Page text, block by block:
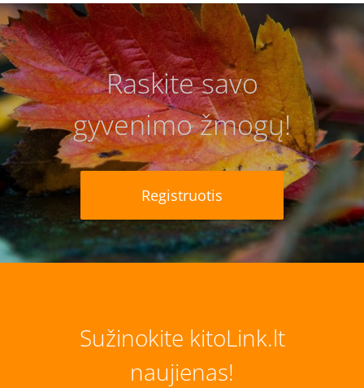
Raskite savo
gyvenimo žmogų!
Registruotis
Sužinokite kitoLink.lt
naujienas!